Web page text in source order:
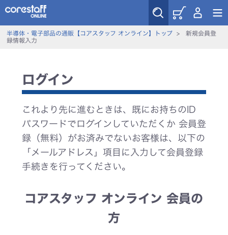
半導体・電子部品の通販【コアスタッフ オンライン】トップ> 新規会員登
録情報入力
ログイン
これより先に進むときは、既にお持ちのID
パスワードでログインしていただくか 会員登
録（無料）がお済みでないお客様は、以下の
「メールアドレス」項目に入力して会員登録
手続きを行ってください。
コアスタッフ オンライン 会員の
方